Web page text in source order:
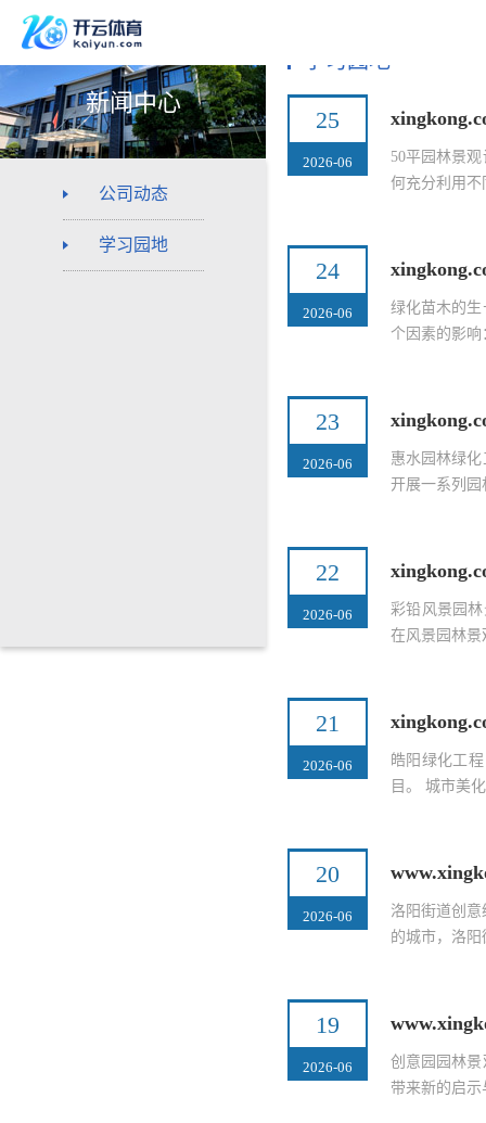
新闻中心
公司动态
学习园地
学习园地
25
2026-06
50平园林景
何充分利用
24
2026-06
绿化苗木的
个因素的影
23
2026-06
惠水园林绿
开展一系列
22
2026-06
彩铅风景园
在风景园林
21
2026-06
皓阳绿化工
目。 城市美
20
2026-06
洛阳街道创
的城市，洛
19
2026-06
创意园园林
带来新的启